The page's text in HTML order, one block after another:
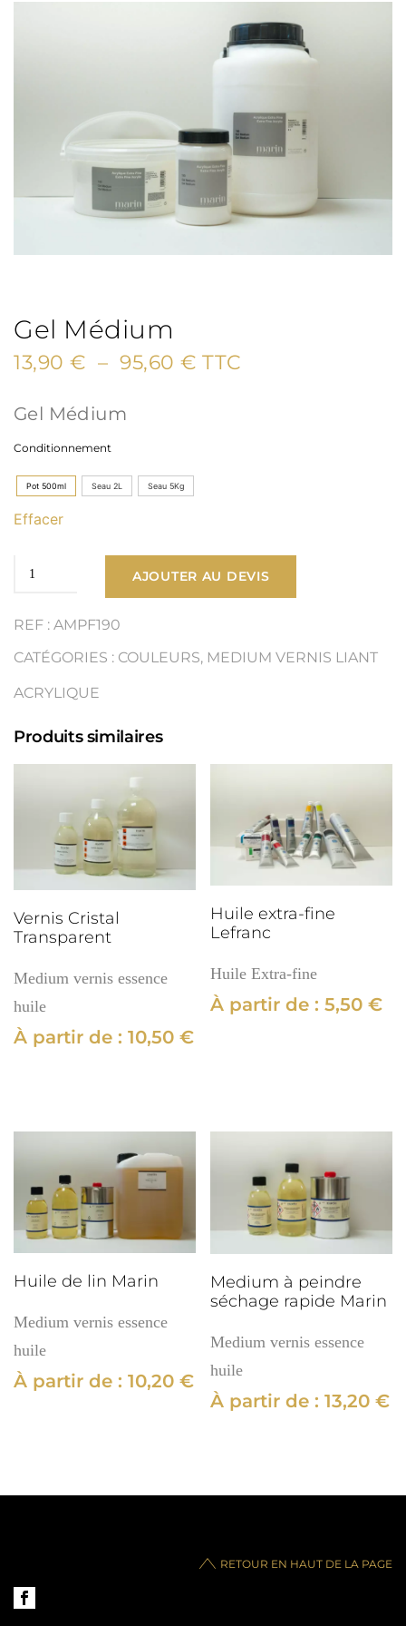
Gel Médium
13,90 € – 95,60 €Plage
TTC
Gel Médium
Conditionnement
Pot 500ml Seau 2L Seau 5Kg
Effacer
quantité
AJOUTER AU DEVIS
REF : AMPF190
CATÉGORIES : COULEURS, MEDIUM VERNIS LIANT
ACRYLIQUE
Produits similaires
Vernis Cristal
Transparent
Medium vernis essence
huile
À partir de : 10,50 €
Huile extra-fine
Lefranc
Huile Extra-fine
À partir de :5,50€
Huile de lin Marin
Medium vernis essence
huile
À partir de : 10,20 €
Medium à peindre
séchage rapide Marin
Medium vernis essence
huile
À partir de :13,20€
RETOUR EN HAUT DE LA PAGE